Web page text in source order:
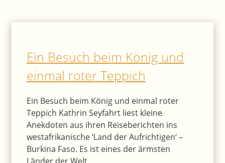
Ein Besuch beim König und
einmal roter Teppich
Ein Besuch beim König und einmal roter
Teppich Kathrin Seyfahrt liest kleine
Anekdoten aus ihren Reiseberichten ins
westafrikanische ‘Land der Aufrichtigen‘ –
Burkina Faso. Es ist eines der ärmsten